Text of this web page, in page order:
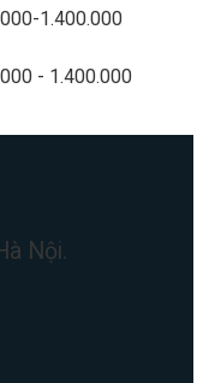
1.400.000
- 1.400.000
Nội.